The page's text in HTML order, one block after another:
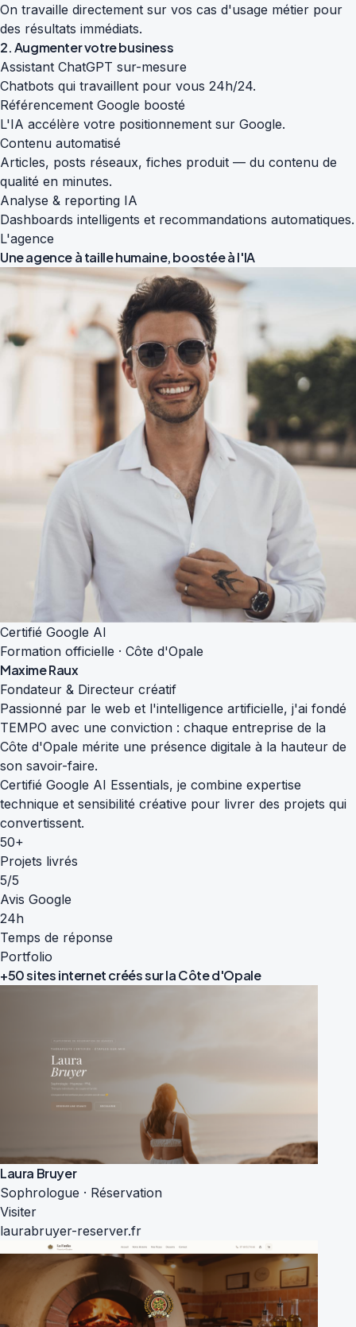
On travaille directement sur vos cas d'usage métier pour
des résultats immédiats.
2. Augmenter votre business
Assistant ChatGPT sur-mesure
Chatbots qui travaillent pour vous 24h/24.
Référencement Google boosté
L'IA accélère votre positionnement sur Google.
Contenu automatisé
Articles, posts réseaux, fiches produit — du contenu de
qualité en minutes.
Analyse & reporting IA
Dashboards intelligents et recommandations automatiques.
L'agence
Une agence à taille humaine,boostée à l'IA
Certifié Google AI
Formation officielle · Côte d'Opale
Maxime Raux
Fondateur & Directeur créatif
Passionné par le web et l'intelligence artificielle, j'ai fondé
TEMPO avec une conviction : chaque entreprise de la
Côte d'Opale mérite une présence digitale à la hauteur de
son savoir-faire.
Certifié Google AI Essentials, je combine expertise
technique et sensibilité créative pour livrer des projets qui
convertissent.
50+
Projets livrés
5/5
Avis Google
24h
Temps de réponse
Portfolio
+50 sites internet créés sur laCôte d'Opale
Laura Bruyer
Sophrologue · Réservation
Visiter
laurabruyer-reserver.fr